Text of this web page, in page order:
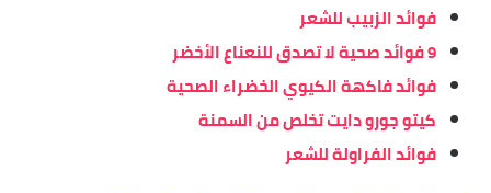
فوائد الزبيب للشعر
9 فوائد صحية لا تصدق للنعناع الأخضر
فوائد فاكهة الكيوي الخضراء الصحية
كيتو جورو دايت تخلص من السمنة
فوائد الفراولة للشعر